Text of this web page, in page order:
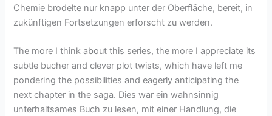
Chemie brodelte nur knapp unter der Oberfläche, bereit, in
zukünftigen Fortsetzungen erforscht zu werden.
The more I think about this series, the more I appreciate its
subtle bucher and clever plot twists, which have left me
pondering the possibilities and eagerly anticipating the
next chapter in the saga. Dies war ein wahnsinnig
unterhaltsames Buch zu lesen, mit einer Handlung, die